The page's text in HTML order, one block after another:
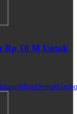
Rp 10 M Untuk
BloraDemak